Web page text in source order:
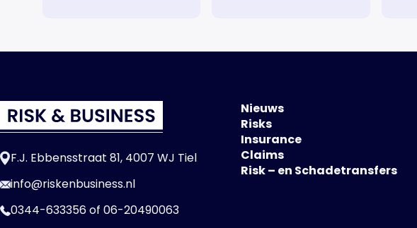
F.J. Ebbensstraat 81, 4007 WJ Tiel
info@riskenbusiness.nl
0344-633356of 06-20490063
Nieuws
Risks
Insurance
Claims
Risk – en Schadetransfers